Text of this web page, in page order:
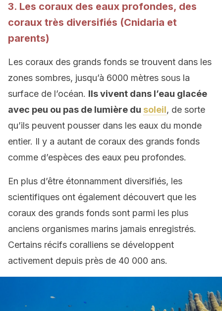
3. Les coraux des eaux profondes, des
coraux très diversifiés (Cnidaria et
parents)
Les coraux des grands fonds se trouvent dans les
zones sombres, jusqu’à 6000 mètres sous la
surface de l’océan. Ils vivent dans l’eau glacée
avec peu ou pas de lumière du soleil, de sorte
qu’ils peuvent pousser dans les eaux du monde
entier. Il y a autant de coraux des grands fonds
comme d’espèces des eaux peu profondes.
En plus d’être étonnamment diversifiés, les
scientifiques ont également découvert que les
coraux des grands fonds sont parmi les plus
anciens organismes marins jamais enregistrés.
Certains récifs coralliens se développent
activement depuis près de 40 000 ans.